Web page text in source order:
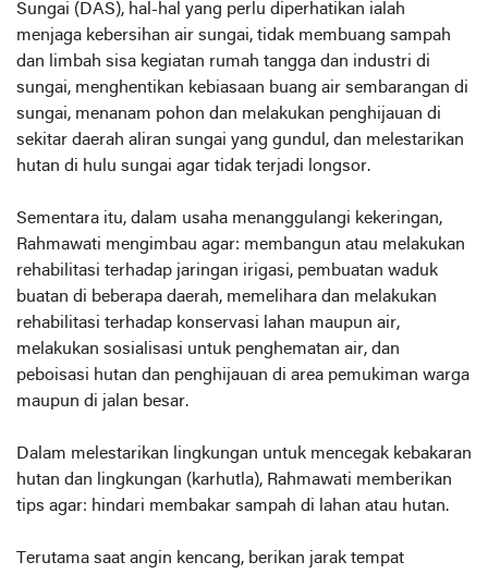
Sungai (DAS), hal-hal yang perlu diperhatikan ialah
menjaga kebersihan air sungai, tidak membuang sampah
dan limbah sisa kegiatan rumah tangga dan industri di
sungai, menghentikan kebiasaan buang air sembarangan di
sungai, menanam pohon dan melakukan penghijauan di
sekitar daerah aliran sungai yang gundul, dan melestarikan
hutan di hulu sungai agar tidak terjadi longsor.
Sementara itu, dalam usaha menanggulangi kekeringan,
Rahmawati mengimbau agar: membangun atau melakukan
rehabilitasi terhadap jaringan irigasi, pembuatan waduk
buatan di beberapa daerah, memelihara dan melakukan
rehabilitasi terhadap konservasi lahan maupun air,
melakukan sosialisasi untuk penghematan air, dan
peboisasi hutan dan penghijauan di area pemukiman warga
maupun di jalan besar.
Dalam melestarikan lingkungan untuk mencegak kebakaran
hutan dan lingkungan (karhutla), Rahmawati memberikan
tips agar: hindari membakar sampah di lahan atau hutan.
Terutama saat angin kencang, berikan jarak tempat